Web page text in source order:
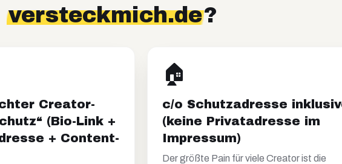
versteckmich.de?
Creator-
(Bio-Link +
+ Content-
🏠
c/o Schutzadresse
(keine Privatadresse im
Impressum)
Der größte Pain für viele Creator ist die